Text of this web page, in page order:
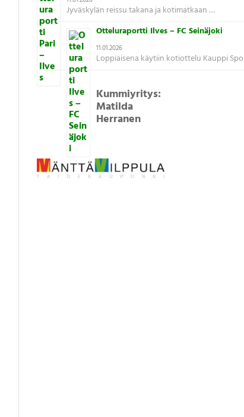
Jyväskylän reissu takana ja kotimatkaan …
Otteluraportti Ilves – FC Seinäjoki
11.01.2026
Loppiaisena käytiin kotiottelu Kauppi
Kummiyritys:
Matilda
Herranen